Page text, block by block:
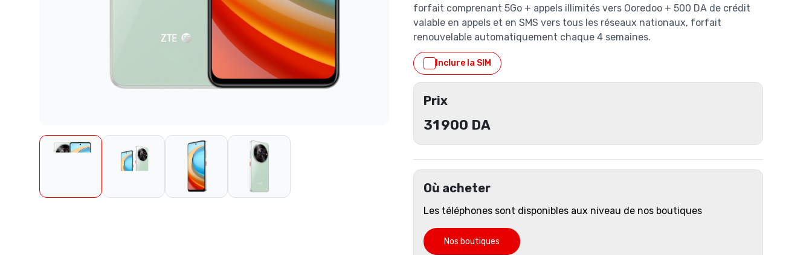
forfait comprenant 5Go + appels illimités vers Ooredoo + 500 DA de crédit
valable en appels et en SMS vers tous les réseaux nationaux, forfait
renouvelable automatiquement chaque 4 semaines.
Inclure la SIM
Prix
31 900 DA
Où acheter
Les téléphones sont disponibles aux niveau de nos boutiques
Nos boutiques